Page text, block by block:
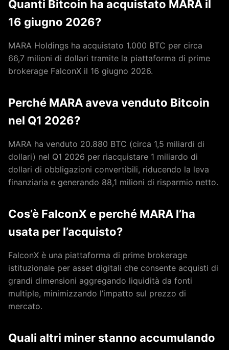
Quanti Bitcoin ha acquistato MARA il
16 giugno 2026?
MARA Holdings ha acquistato 1.000 BTC per circa
66,7 milioni di dollari tramite la piattaforma di prime
brokerage FalconX il 16 giugno 2026.
Perché MARA aveva venduto Bitcoin
nel Q1 2026?
MARA ha venduto 20.880 BTC (circa 1,5 miliardi di
dollari) nel Q1 2026 per riacquistare 1 miliardo di
dollari di obbligazioni convertibili, riducendo la leva
finanziaria e generando 88,1 milioni di risparmio netto.
Cos’è FalconX e perché MARA l’ha
usata per l’acquisto?
FalconX è una piattaforma di prime brokerage
istituzionale per asset digitali che consente acquisti di
grandi dimensioni aggregando liquidità da fonti
multiple, minimizzando l’impatto sul prezzo di
mercato.
Quali altri miner stanno accumulando